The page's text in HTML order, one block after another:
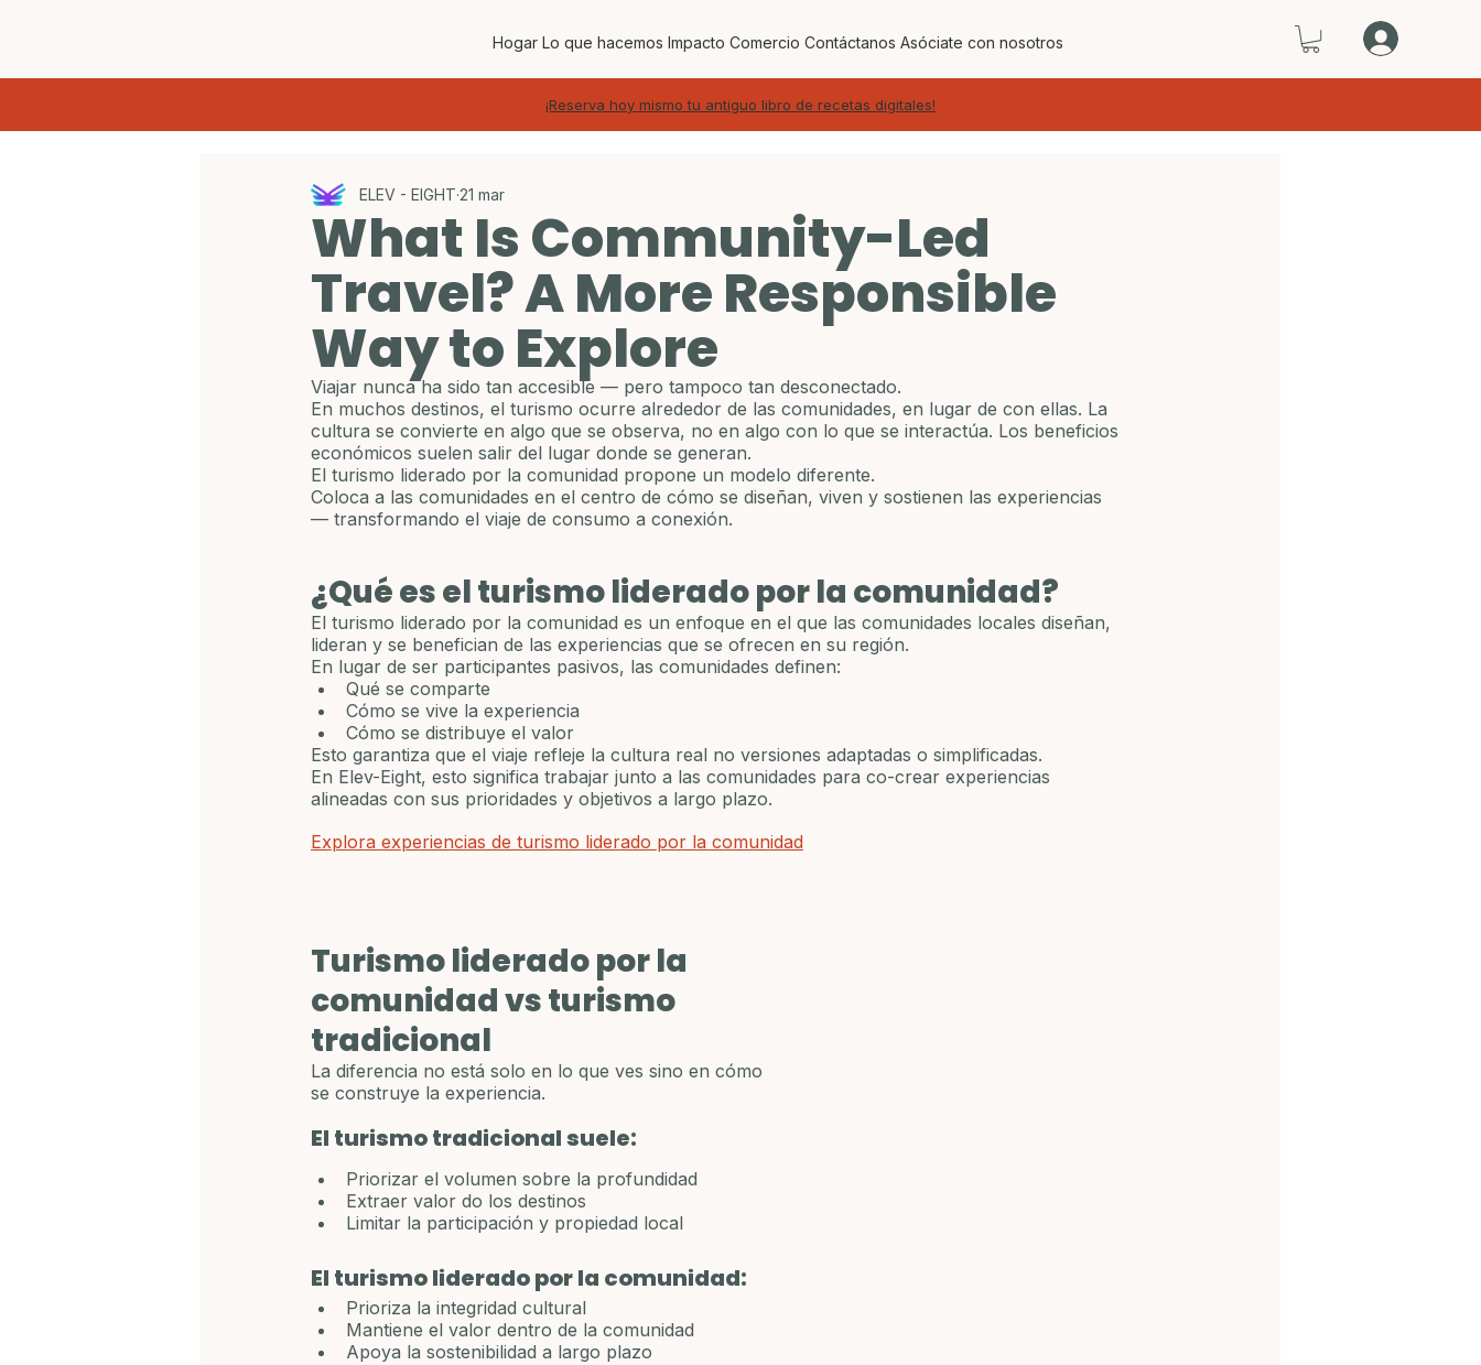
Hogar Lo que hacemos Impacto Comercio Contáctanos Asóciate con nosotros
What Is Community-Led
Travel? A More Responsible
Way to Explore
ELEV - EIGHT 21 mar
Viajar nunca ha sido tan accesible — pero tampoco tan desconectado.
En muchos destinos, el turismo ocurre alrededor de las comunidades, en lugar de con ellas. La
cultura se convierte en algo que se observa, no en algo con lo que se interactúa. Los beneficios
económicos suelen salir del lugar donde se generan.
El turismo liderado por la comunidad propone un modelo diferente.
Coloca a las comunidades en el centro de cómo se diseñan, viven y sostienen las experiencias
— transformando el viaje de consumo a conexión.
¿Qué es el turismo liderado por la comunidad?
El turismo liderado por la comunidad es un enfoque en el que las comunidades locales diseñan,
lideran y se benefician de las experiencias que se ofrecen en su región.
En lugar de ser participantes pasivos, las comunidades definen:
Qué se comparte
Cómo se vive la experiencia
Cómo se distribuye el valor
Esto garantiza que el viaje refleje la cultura real no versiones adaptadas o simplificadas.
En Elev-Eight, esto significa trabajar junto a las comunidades para co-crear experiencias
alineadas con sus prioridades y objetivos a largo plazo.
Explora experiencias de turismo liderado por la comunidad
Turismo liderado por la
comunidad vs turismo
tradicional
La diferencia no está solo en lo que ves sino en cómo
se construye la experiencia.
El turismo tradicional suele:
Priorizar el volumen sobre la profundidad
Extraer valor do los destinos
Limitar la participación y propiedad local
El turismo liderado por la comunidad:
Prioriza la integridad cultural
Mantiene el valor dentro de la comunidad
Apoya la sostenibilidad a largo plazo
¡Reserva hoy mismo tu antiguo libro de recetas digitales!